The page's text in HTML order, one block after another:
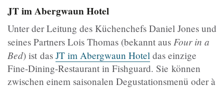
JT im Abergwaun Hotel
Unter der Leitung des Küchenchefs Daniel Jones und
seines Partners Lois Thomas (bekannt aus Four in a
Bed) ist das JT im Abergwaun Hotel das einzige
Fine-Dining-Restaurant in Fishguard. Sie können
zwischen einem saisonalen Degustationsmenü oder à